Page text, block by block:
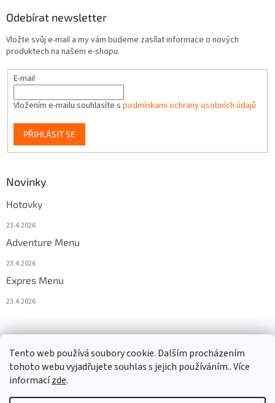
Tento web používá soubory cookie. Dalším procházením
tohoto webu vyjadřujete souhlas s jejich používáním.. Více
informacízde.
Odebírat newsletter
Vložte svůj e-mail a my vám budeme zasílat informace o nových
produktech na našem e-shopu.
E-mail
Vložením e-mailu souhlasíte s podmínkami ochrany osobních údajů
PŘIHLÁSIT SE
Novinky
Hotovky
23.4.2026
Adventure Menu
23.4.2026
Expres Menu
23.4.2026